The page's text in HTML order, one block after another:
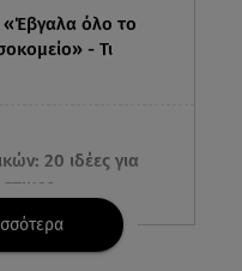
«Έβγαλα όλο το
- Τι
20 ιδέες για